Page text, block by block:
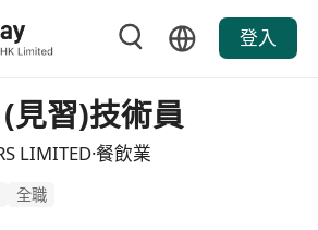
登入
見習)技術員
LIMITED·餐飲業
全職